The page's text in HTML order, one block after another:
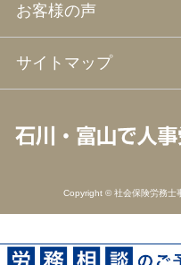
お客様の声
サイトマップ
Copyright © 社会保険労務士